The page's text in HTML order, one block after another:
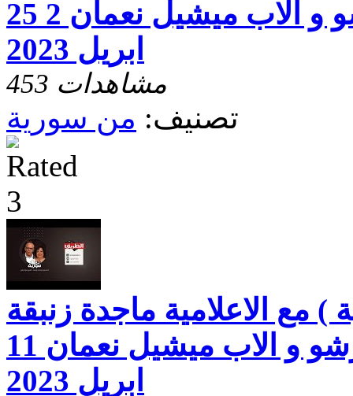
والقس د. فؤاد رشو و الاب ميشيل نعمان 2 25
ابريل 2023
453 مشاهدات
تصنيف: من سورية
مع الاعلامية ماجدة زنبقة
والقس د. فؤاد رشو و الاب ميشيل نعمان 11
ابريل 2023